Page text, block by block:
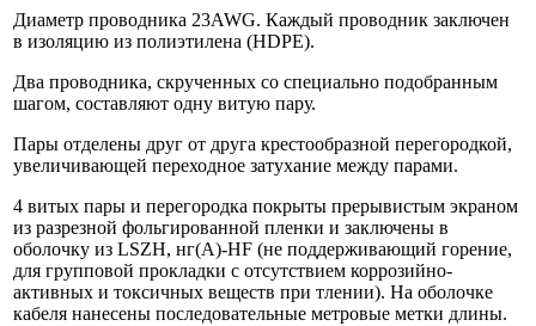
Диаметр проводника 23AWG. Каждый проводник заключен
в изоляцию из полиэтилена (HDPE).
Два проводника, скрученных со специально подобранным
шагом, составляют одну витую пару.
Пары отделены друг от друга крестообразной перегородкой,
увеличивающей переходное затухание между парами.
4 витых пары и перегородка покрыты прерывистым экраном
из разрезной фольгированной пленки и заключены в
оболочку из LSZH, нг(A)-HF (не поддерживающий горение,
для групповой прокладки с отсутствием коррозийно-
активных и токсичных веществ при тлении). На оболочке
кабеля нанесены последовательные метровые метки длины.